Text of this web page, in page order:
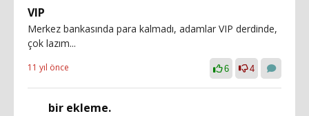
VIP
Merkez bankasında para kalmadı, adamlar VIP derdinde,
çok lazım...
11 yıl önce 6 4
bir ekleme.